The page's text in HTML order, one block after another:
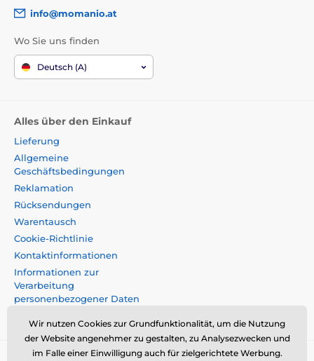
info@momanio.at
Wo Sie uns finden
Deutsch (A)
Alles über den Einkauf
Lieferung
Allgemeine
Geschäftsbedingungen
Reklamation
Rücksendungen
Warentausch
Cookie-Richtlinie
Kontaktinformationen
Informationen zur
Verarbeitung
personenbezogener Daten
Wir nutzen Cookies zur Grundfunktionalität, um die Nutzung
der Website angenehmer zu gestalten, zu Analysezwecken und
im Falle einer Einwilligung auch für zielgerichtete Werbung.